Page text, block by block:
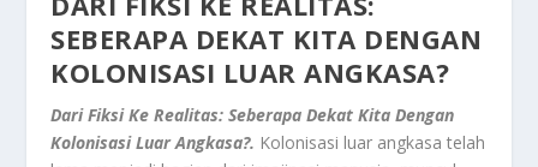
SEBERAPA DEKAT KITA DENGAN
KOLONISASI LUAR ANGKASA?
Dari Fiksi Ke Realitas: Seberapa Dekat Kita Dengan
Kolonisasi Luar Angkasa?. Kolonisasi luar angkasa telah